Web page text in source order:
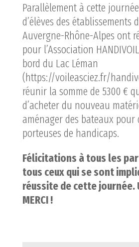
Parallèlement à cette
d’élèves des établissements
Auvergne-Rhône-Alpes ont
pour l’Association
bord du Lac Léman
(https://voileasciez.fr/
réunir la somme de 5300 €
d’acheter du nouveau
aménager des bateaux pour
porteuses de handicaps.
Félicitations à tous les
tous ceux qui se sont
réussite de cette journée.
MERCI !